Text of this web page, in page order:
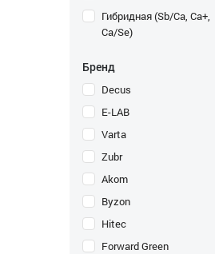
Гибридная (Sb/Ca, Ca+,
Ca/Se)
Бренд
Decus
E-LAB
Varta
Zubr
Akom
Byzon
Hitec
Forward Green